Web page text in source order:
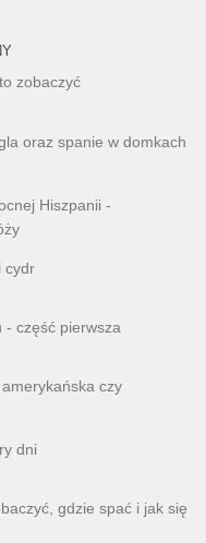
zobaczyć
oraz spanie w domkach
Hiszpanii -
cydr
- część pierwsza
czy
dni
gdzie spać i jak się